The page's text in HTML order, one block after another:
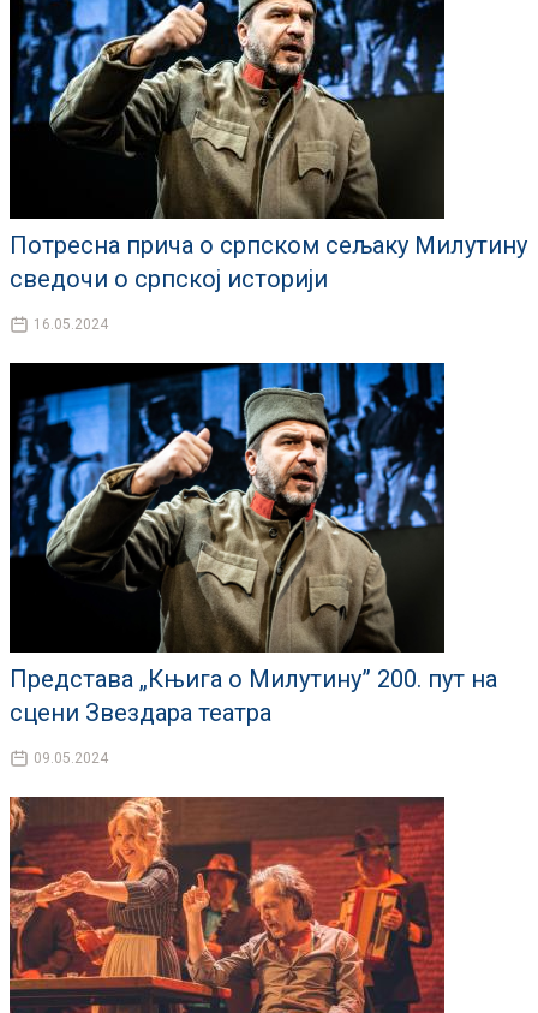
Потресна прича о српском сељаку Милутину
сведочи о српској историји
16.05.2024
Представа „Књига о Милутину” 200. пут на
сцени Звездара театра
09.05.2024